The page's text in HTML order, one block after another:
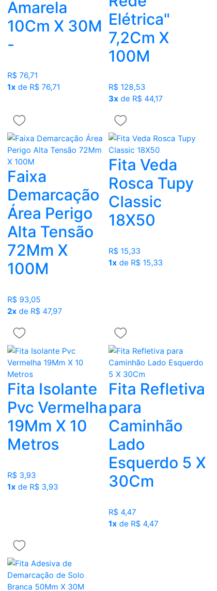
Amarela
10Cm X 30M
-
R$ 76,71
1x de R$ 76,71
Elétrica"
7,2Cm X
100M
R$ 128,53
3x de R$ 44,17
Faixa
Demarcação
Área Perigo
Alta Tensão
72Mm X
100M
R$ 93,05
2x de R$ 47,97
Fita Veda
Rosca Tupy
Classic
18X50
R$ 15,33
1x de R$ 15,33
Fita Isolante
Pvc Vermelha
19Mm X 10
Metros
R$ 3,93
1x de R$ 3,93
Fita Refletiva
para
Caminhão
Lado
Esquerdo 5 X
30Cm
R$ 4,47
1x de R$ 4,47